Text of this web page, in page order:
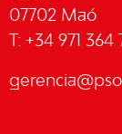
07702 Maó
T: +34 971 364